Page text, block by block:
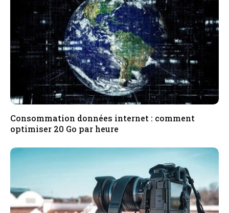
Consommation données internet : comment
optimiser 20 Go par heure